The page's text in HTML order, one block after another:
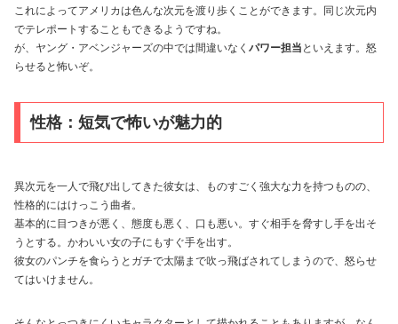
これによってアメリカは色んな次元を渡り歩くことができます。同じ次元内
でテレポートすることもできるようですね。
が、ヤング・アベンジャーズの中では間違いなく パワー担当 といえます。怒
らせると怖いぞ。
性格：短気で怖いが魅力的
異次元を一人で飛び出してきた彼女は、ものすごく強大な力を持つものの、
性格的にはけっこう曲者。
基本的に目つきが悪く、態度も悪く、口も悪い。すぐ相手を脅すし手を出そ
うとする。かわいい女の子にもすぐ手を出す。
彼女のパンチを食らうとガチで太陽まで吹っ飛ばされてしまうので、怒らせ
てはいけません。